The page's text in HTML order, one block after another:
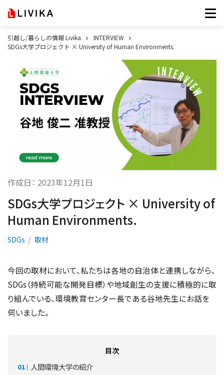
引越し/暮らしの情報 Livika
INTERVIEW
SDGs大学プロジェクト × University of Human Environments.
作成日： 2023年12月1日
SDGs大学プロジェクト × University of
Human Environments.
SDGs 取材
今回の取材において、私たちは各地の自治体と連携しながら、
SDGs（持続可能な開発目標）や地域創生の支援に積極的に取
り組んでいる、環境教育センター長である谷地先生にお話を
伺いました。
目次
人間環境大学の紹介